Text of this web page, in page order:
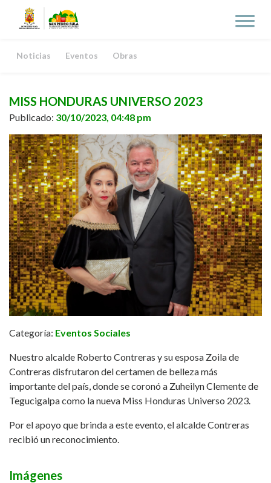
Noticias Eventos Obras
MISS HONDURAS UNIVERSO 2023
Publicado: 30/10/2023, 04:48 pm
Categoría: Eventos Sociales
Nuestro alcalde Roberto Contreras y su esposa Zoila de
Contreras disfrutaron del certamen de belleza más
importante del país, donde se coronó a Zuheilyn Clemente de
Tegucigalpa como la nueva Miss Honduras Universo 2023.
Por el apoyo que brinda a este evento, el alcalde Contreras
recibió un reconocimiento.
Imágenes